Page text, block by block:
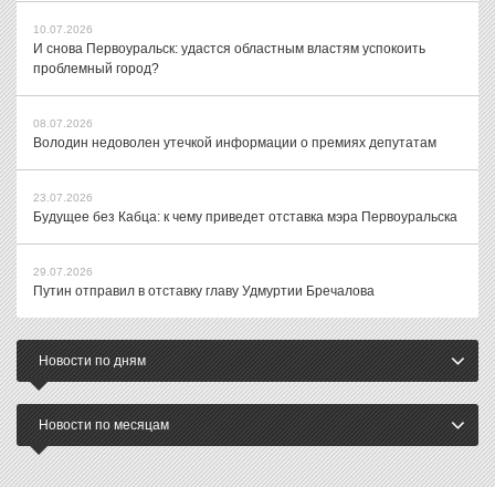
10.07.2026
И снова Первоуральск: удастся областным властям успокоить
проблемный город?
08.07.2026
Володин недоволен утечкой информации о премиях депутатам
23.07.2026
Будущее без Кабца: к чему приведет отставка мэра Первоуральска
29.07.2026
Путин отправил в отставку главу Удмуртии Бречалова
Новости по дням
Новости по месяцам